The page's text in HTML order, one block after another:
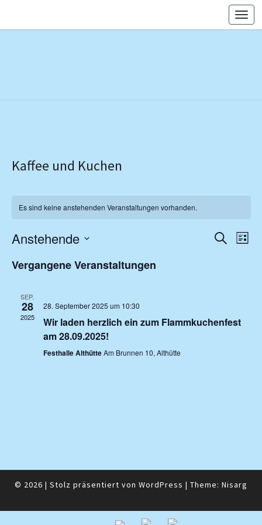
Kaffee und Kuchen
Es sind keine anstehenden Veranstaltungen vorhanden.
Suche Liste
Anstehende
wählen.
Vergangene Veranstaltungen
SEP.
28
2025
28. September 2025 um 10:30
Wir laden herzlich ein zum Flammkuchenfest
am 28.09.2025!
Festhalle AlthütteAm Brunnen 10, Althütte
© 2026 | Stolz präsentiert von WordPress | Theme: Nisarg